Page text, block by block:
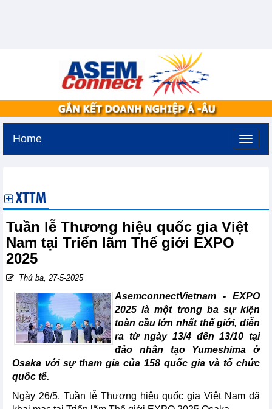
Home
XTTM
Tuần lễ Thương hiệu quốc gia Việt
Nam tại Triển lãm Thế giới EXPO
2025
Thứ ba, 27-5-2025
AsemconnectVietnam - EXPO
2025 là một trong ba sự kiện
toàn cầu lớn nhất thế giới, diễn
ra từ ngày 13/4 đến 13/10 tại
đảo nhân tạo Yumeshima ở
Osaka với sự tham gia của 158 quốc gia và tổ chức
quốc tế.
Ngày 26/5, Tuần lễ Thương hiệu quốc gia Việt Nam đã